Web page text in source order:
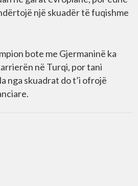
një skuadër të fuqishme
bote me Gjermaninë ka
në Turqi, por tani
nga skuadrat do t’i ofrojë